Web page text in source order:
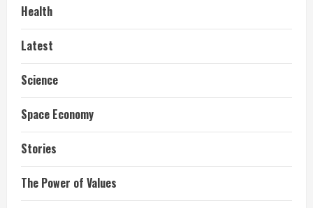
Health
Latest
Science
Space Economy
Stories
The Power of Values